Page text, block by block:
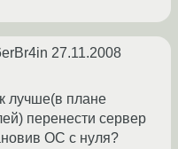
27.11.2008
лучше(в плане
перенести сервер
ОС с нуля?